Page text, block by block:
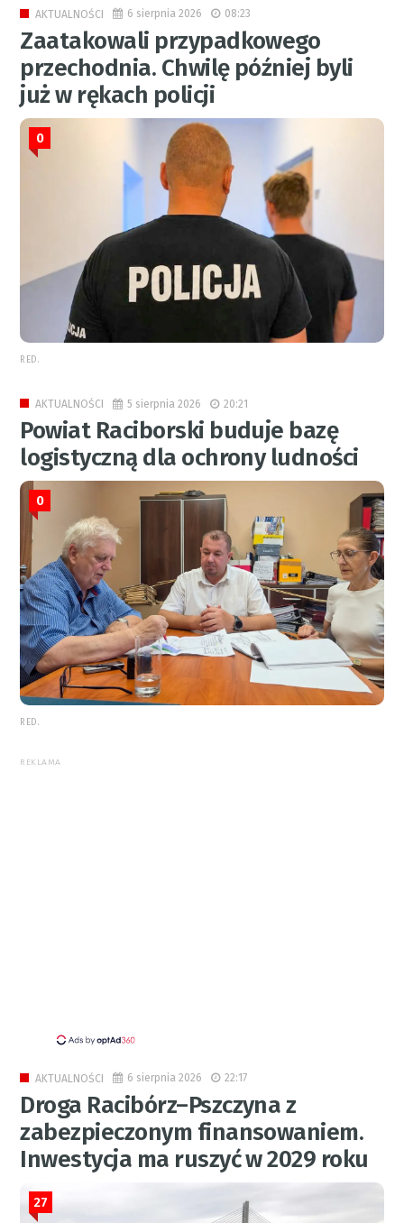
AKTUALNOŚCI 6 sierpnia 2026 08:23
Zaatakowali przypadkowego
przechodnia. Chwilę później byli
już w rękach policji
0
RED.
AKTUALNOŚCI 5 sierpnia 2026 20:21
Powiat Raciborski buduje bazę
logistyczną dla ochrony ludności
0
RED.
REKLAMA
AKTUALNOŚCI 6 sierpnia 2026 22:17
Droga Racibórz–Pszczyna z
zabezpieczonym finansowaniem.
Inwestycja ma ruszyć w 2029 roku
27